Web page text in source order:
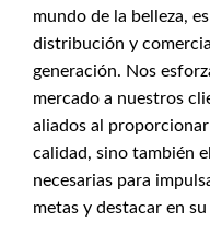
mundo de la belleza,
distribución y
generación. Nos
mercado a nuestros
aliados al
calidad, sino también
necesarias para
metas y destacar en